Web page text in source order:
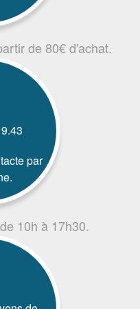
de 80€ d'achat.
par
10h à 17h30.